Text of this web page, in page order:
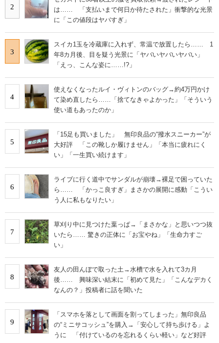
2
は…… 「支払いまで何日か待たされた」衝撃的な光景
に「この値段はヤバすぎ」
3
スイカ1玉を冷蔵庫に入れず、常温で放置したら…… 1
年8カ月後、目を疑う光景に「ヤバいヤバいヤバい」
「えっ、こんな姿に……!?」
4
使えなくなったルイ・ヴィトンのバッグ→約4万円かけ
て染め直したら……「捨てなきゃよかった」「そういう
使い道もあったのか」
5
「15足も買いました」 無印良品の“撥水スニーカー”が
大好評 「この靴しか履けません」「本当に疲れにく
い」「一生買い続けます」
6
ライブに行く道中でサンダルが崩壊→裸足で困っていた
ら…… 「かっこ良すぎ」まさかの展開に感動「こうい
う人に私もなりたい」
7
草刈り中に見つけた葉っぱ→「まさかな」と思いつつ抜
いたら…… 驚きの正体に「お宝やね」「生命力すご
い」
8
友人の田んぼで取った土→水槽で水を入れて3カ月
後…… 興味深い結末に「初めて見た」「こんなデカく
なんの？」投稿者に話を聞いた
9
「スマホを落として画面を割ってしまった」無印良品
の“ミニサコッシュ”を購入→「安心して持ち歩ける」よ
うに 「付けているのを忘れるくらい軽い」など好評